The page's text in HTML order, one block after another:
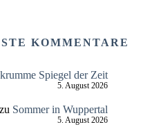
KOMMENTARE
Spiegel der Zeit
5. August 2026
zu Sommer in Wuppertal
5. August 2026